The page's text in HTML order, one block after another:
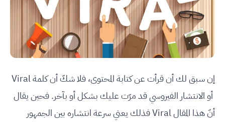
إن سبق لك أن قرأت عن كتابة المحتوى، فلا شكّ أن كلمة Viral
أو الانتشار الفيروسي قد مرّت عليك بشكل أو بآخر. فحين يقال
أنّ هذا المقال Viral فذلك يعني سرعة انتشاره بين الجمهور